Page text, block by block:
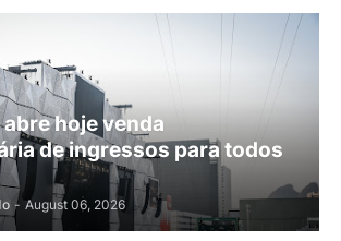
abre hoje venda
de ingressos para todos
- August 06, 2026